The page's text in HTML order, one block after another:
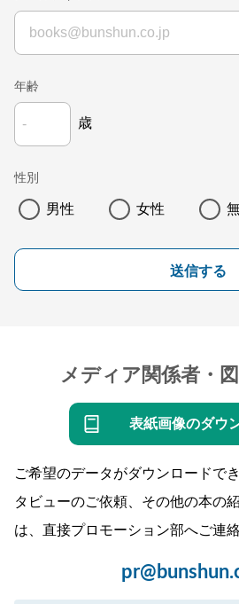
年齢
歳
性別
男性 女性
送信する
メディア関係者・
表紙画像のダウ
ご希望のデータがダウンロードで
タビューのご依頼、その他の本の
は、直接プロモーション部へご連